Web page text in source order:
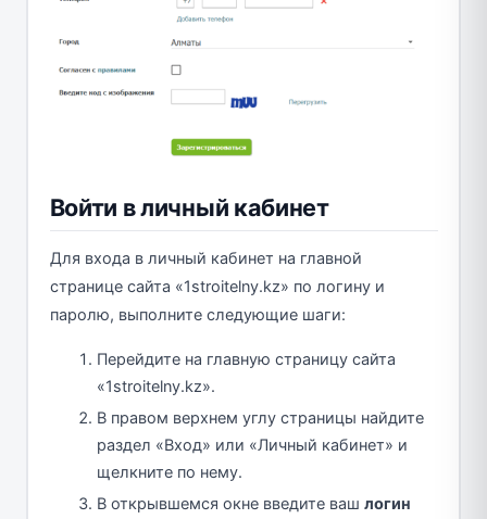
Войти в личный кабинет
Для входа в личный кабинет на главной
странице сайта «1stroitelny.kz» по логину и
паролю, выполните следующие шаги:
Перейдите на главную страницу сайта
«1stroitelny.kz».
В правом верхнем углу страницы найдите
раздел «Вход» или «Личный кабинет» и
щелкните по нему.
В открывшемся окне введите ваш логин